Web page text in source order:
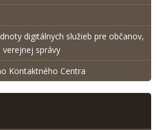
digitálnych služieb pre občanov,
správy
Kontaktného Centra